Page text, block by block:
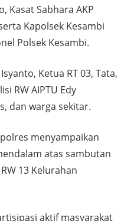
Kasat Sabhara AKP
Kapolsek Kesambi
Polsek Kesambi.
Ketua RT 03, Tata,
RW AIPTU Edy
dan warga sekitar.
menyampaikan
atas sambutan
13 Kelurahan
aktif masyarakat